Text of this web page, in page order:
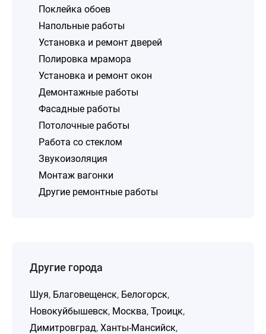
Поклейка обоев
Напольные работы
Установка и ремонт дверей
Полировка мрамора
Установка и ремонт окон
Демонтажные работы
Фасадные работы
Потолочные работы
Работа со стеклом
Звукоизоляция
Монтаж вагонки
Другие ремонтные работы
Другие города
Шуя, Благовещенск, Белогорск,
Новокуйбышевск, Москва, Троицк,
Димитровград, Ханты-Мансийск,